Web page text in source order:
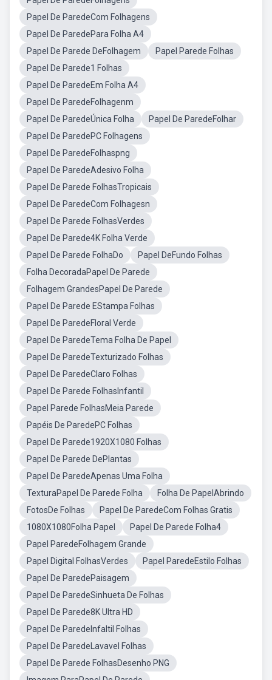
Papel De ParedeCom Folhagens
Papel De ParedePara Folha A4
Papel De Parede DeFolhagem
Papel Parede Folhas
Papel De Parede1 Folhas
Papel De ParedeEm Folha A4
Papel De ParedeFolhagenm
Papel De ParedeÚnica Folha
Papel De ParedeFolhar
Papel De ParedePC Folhagens
Papel De ParedeFolhaspng
Papel De ParedeAdesivo Folha
Papel De Parede FolhasTropicais
Papel De ParedeCom Folhagesn
Papel De Parede FolhasVerdes
Papel De Parede4K Folha Verde
Papel De Parede FolhaDo
Papel DeFundo Folhas
Folha DecoradaPapel De Parede
Folhagem GrandesPapel De Parede
Papel De Parede EStampa Folhas
Papel De ParedeFloral Verde
Papel De ParedeTema Folha De Papel
Papel De ParedeTexturizado Folhas
Papel De ParedeClaro Folhas
Papel De Parede FolhasInfantil
Papel Parede FolhasMeia Parede
Papéis De ParedePC Folhas
Papel De Parede1920X1080 Folhas
Papel De Parede DePlantas
Papel De ParedeApenas Uma Folha
TexturaPapel De Parede Folha
Folha De PapelAbrindo
FotosDe Folhas
Papel De ParedeCom Folhas Gratis
1080X1080Folha Papel
Papel De Parede Folha4
Papel ParedeFolhagem Grande
Papel Digital FolhasVerdes
Papel ParedeEstilo Folhas
Papel De ParedePaisagem
Papel De ParedeSinhueta De Folhas
Papel De Parede8K Ultra HD
Papel De ParedeInfaltil Folhas
Papel De ParedeLavavel Folhas
Papel De Parede FolhasDesenho PNG